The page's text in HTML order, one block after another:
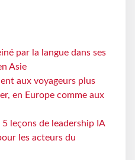
par la langue dans ses
Asie
aux voyageurs plus
en Europe comme aux
5 leçons de leadership IA
les acteurs du